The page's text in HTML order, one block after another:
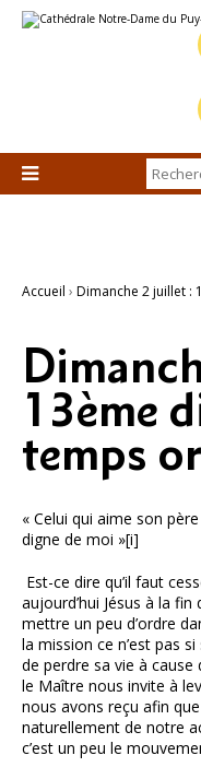
au
personnels

Chercher
Recherche
Accueil › Dimanche 2 juillet :
13ème
temps
« Celui qui aime son
digne de moi »[i]
Est-ce dire qu’il faut
aujourd’hui Jésus à la
mettre un peu d’ordre
la mission ce n’est pas
de perdre sa vie à
le Maître nous invite à
nous avons reçu afin
naturellement de notre
c’est un peu le